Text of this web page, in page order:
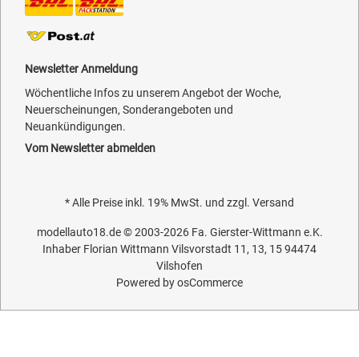
Newsletter Anmeldung
Wöchentliche Infos zu unserem Angebot der Woche,
Neuerscheinungen, Sonderangeboten und
Neuankündigungen.
Vom Newsletter abmelden
* Alle Preise inkl. 19% MwSt. und zzgl. Versand
modellauto18.de© 2003-2026 Fa. Gierster-Wittmann e.K.
Inhaber Florian Wittmann Vilsvorstadt 11, 13, 15 94474
Vilshofen
Powered byosCommerce